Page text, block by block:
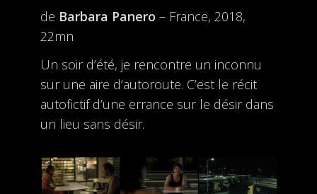
de Barbara Panero – France, 2018,
22mn
Un soir d’été, je rencontre un inconnu
sur une aire d’autoroute. C’est le récit
autofictif d’une errance sur le désir dans
un lieu sans désir.